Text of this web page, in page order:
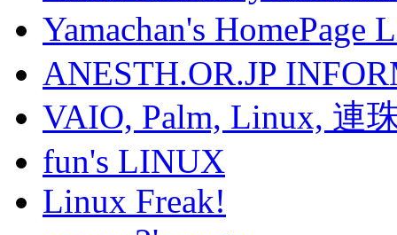
Yamachan's
ANESTH.OR.JP
VAIO, Palm, Linux, 連
fun's LINUX
Linux Freak!